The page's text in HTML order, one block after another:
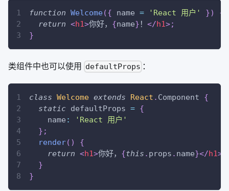
function Welcome({ name = 'React 用户' })
{
return <h1>你好， {name} ！ </h1>;
}
类组件中也可以使用 defaultProps ：
class Welcome extends React . Component
{
static defaultProps = {
    name
:
'React 用户'
} ;
render( )
{
return <h1>你好， {this . props . name}</h1>
}
}